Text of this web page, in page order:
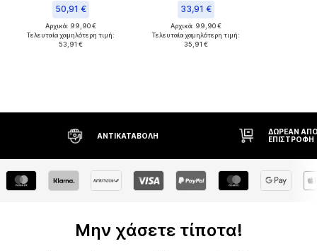
50,91 €
Αρχικά: 99,90 €
Τελευταία χαμηλότερη τιμή:
53,91 €
33,91 €
Αρχικά: 99,90 €
Τελευταία χαμηλότερη τιμή:
35,91 €
ΔΩΡΕΆΝ ΑΠΟΣΤΟΛΉ* ΚΑΙ
Μην χάσετε τίποτα!